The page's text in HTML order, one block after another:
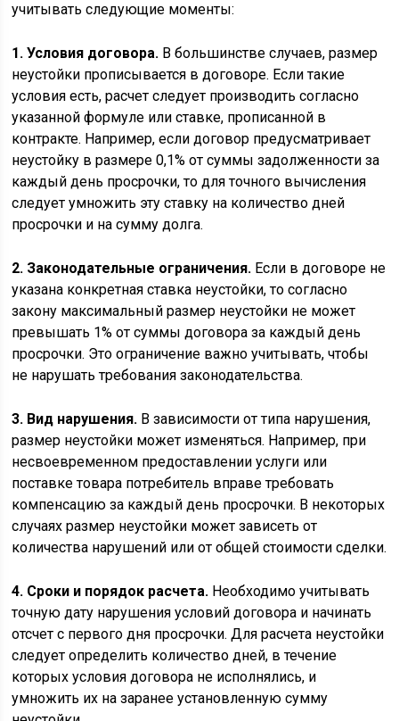
учитывать следующие моменты:
1. Условия договора. В большинстве случаев, размер
неустойки прописывается в договоре. Если такие
условия есть, расчет следует производить согласно
указанной формуле или ставке, прописанной в
контракте. Например, если договор предусматривает
неустойку в размере 0,1% от суммы задолженности за
каждый день просрочки, то для точного вычисления
следует умножить эту ставку на количество дней
просрочки и на сумму долга.
2. Законодательные ограничения. Если в договоре не
указана конкретная ставка неустойки, то согласно
закону максимальный размер неустойки не может
превышать 1% от суммы договора за каждый день
просрочки. Это ограничение важно учитывать, чтобы
не нарушать требования законодательства.
3. Вид нарушения. В зависимости от типа нарушения,
размер неустойки может изменяться. Например, при
несвоевременном предоставлении услуги или
поставке товара потребитель вправе требовать
компенсацию за каждый день просрочки. В некоторых
случаях размер неустойки может зависеть от
количества нарушений или от общей стоимости сделки.
4. Сроки и порядок расчета. Необходимо учитывать
точную дату нарушения условий договора и начинать
отсчет с первого дня просрочки. Для расчета неустойки
следует определить количество дней, в течение
которых условия договора не исполнялись, и
умножить их на заранее установленную сумму